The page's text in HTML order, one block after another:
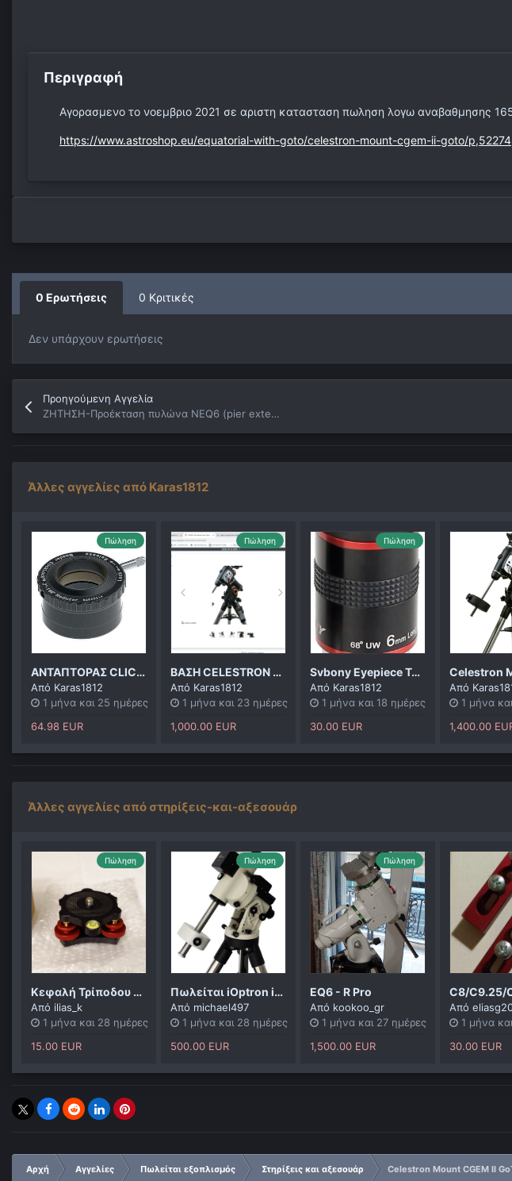
Περιγραφή
Αγορασμενο το νοεμβριο 2021 σε αριστη κατασταση πωληση λογω αναβαθμησης
https://www.astroshop.eu/equatorial-with-goto/celestron-mount-cgem-ii-goto/p,52274
0 Ερωτήσεις 0 Κριτικές
Δεν υπάρχουν ερωτήσεις
Προηγούμενη Αγγελία
ΖΗΤΗΣΗ-Προέκταση πυλώνα ΝΕQ6 (pier extension)
Άλλες αγγελίες από Karas1812
Πώληση
ΑΝΤΑΠΤΟΡΑΣ CLICKLOCK 2" ΓΙΑ S/C + 2" to 1¼" ClickLock® Reducer
Από Karas1812
1 μήνα και 25 ημέρες
64.98 EUR
Πώληση
ΒΑΣΗ CELESTRON CGEMII EQ eq ΧΩΡΙΣ ΤΡΙΠΟΔΟ
Από Karas1812
1 μήνα και 23 ημέρες
1,000.00 EUR
Πώληση
Svbony Eyepiece Telescope 6 mm, 68° Wide Angle Telescope Eyepiece 1.25 Inch,
Από Karas1812
1 μήνα και 18 ημέρες
30.00 EUR
Από
1 μήνα
1,400.00
Άλλες αγγελίες από στηρίξεις-και-αξεσουάρ
Πώληση
Κεφαλή Τρίποδου με Γρήγορη Βάση Ευθυγράμμισης
Από ilias_k
1 μήνα και 28 ημέρες
15.00 EUR
Πώληση
Πωλείται iOptron ieq45 pro με τρίποδο
Από michael497
1 μήνα και 28 ημέρες
500.00 EUR
Πώληση
EQ6 - R Pro
Από kookoo_gr
1 μήνα και 27 ημέρες
1,500.00 EUR
Από
1 μήνα
30.00 EUR
Αρχή Αγγελίες Πωλείται εξοπλισμός Στηρίξεις και αξεσουάρ Celestron Mount CGEM II